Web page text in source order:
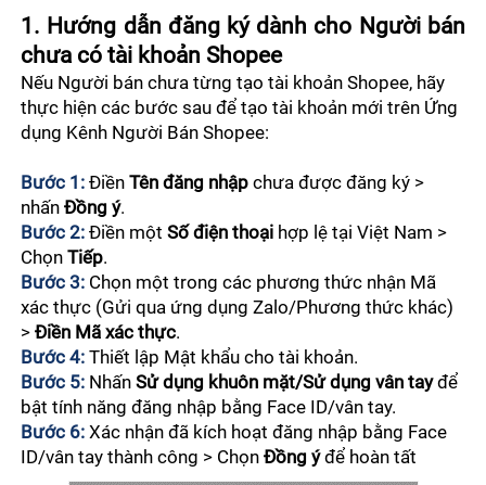
Quản Lý Đơn Hàng
Hướng Dẫn Kết Nối API
Xử Lý Đơn Hàng
Vận Chuyển
Quản Lý Tồn Kho
Quản Lý Sản Phẩm
Đăng Bán Mới
Đăng Bán Hàng Loạt
Hàng Đặt Trước
Mẹo Hay về Đăng Bán
Kênh Marketing
Chương trình Tăng Đơn Cùng KOL
YouTube Shopping
Shopee Video
Tiếp thị liên kết Người bán
Quảng cáo Ngoại sàn
Tài Chính
Quản Lý Doanh Thu
SEasy - Cho Vay Người Bán
Quy Trình Thanh Toán
Số dư TK Shopee
Dữ Liệu
Phân Tích Dữ Liệu Bán Hàng
Hiệu Quả Hoạt Động
Phát Triển
Bán Hàng Toàn Cầu Chủ Động
Chăm Sóc Khách Hàng
1. Hướng dẫn đăng ký dành cho Người bán
chưa có tài khoản Shopee
Nếu Người bán chưa từng tạo tài khoản Shopee, hãy
thực hiện các bước sau để tạo tài khoản mới trên Ứng
dụng Kênh Người Bán Shopee:
Bước 1: Điền Tên đăng nhập chưa được đăng ký >
nhấn Đồng ý.
Bước 2: Điền một Số điện thoại hợp lệ tại Việt Nam >
Chọn Tiếp.
Bước 3: Chọn một trong các phương thức nhận Mã
xác thực (Gửi qua ứng dụng Zalo/Phương thức khác)
> Điền Mã xác thực.
Bước 4: Thiết lập Mật khẩu cho tài khoản.
Bước 5: Nhấn Sử dụng khuôn mặt/Sử dụng vân tay để
bật tính năng đăng nhập bằng Face ID/vân tay.
Bước 6: Xác nhận đã kích hoạt đăng nhập bằng Face
ID/vân tay thành công > Chọn Đồng ý để hoàn tất